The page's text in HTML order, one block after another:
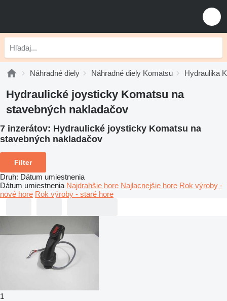
Náhradné diely Náhradné diely Komatsu Hydraulika
Hydraulické joysticky Komatsu na
stavebných nakladačov
7 inzerátov: Hydraulické joysticky Komatsu na
stavebných nakladačov
Filter
Druh: Dátum umiestnenia
Dátum umiestnenia Najdrahšie hore Najlacnejšie hore Rok výroby -
nové hore Rok výroby - staré hore
1